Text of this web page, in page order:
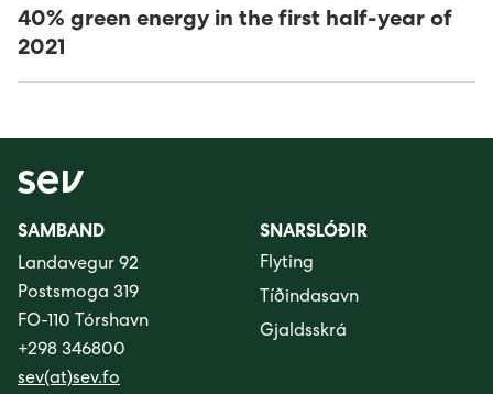
40% green energy in the first half-year of
2021
SAMBAND
Landavegur 92
Postsmoga 319
FO-110 Tórshavn
+298 346800
sev(at)sev.fo
SNARSLÓÐIR
Flyting
Tíðindasavn
Gjaldsskrá